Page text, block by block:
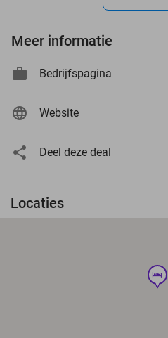
Meer informatie
Bedrijfspagina
Website
Deel deze deal
Locaties
hotel